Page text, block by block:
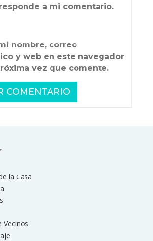
a mi comentario.
nombre, correo
y web en este navegador
vez que comente.
la Casa
Vecinos